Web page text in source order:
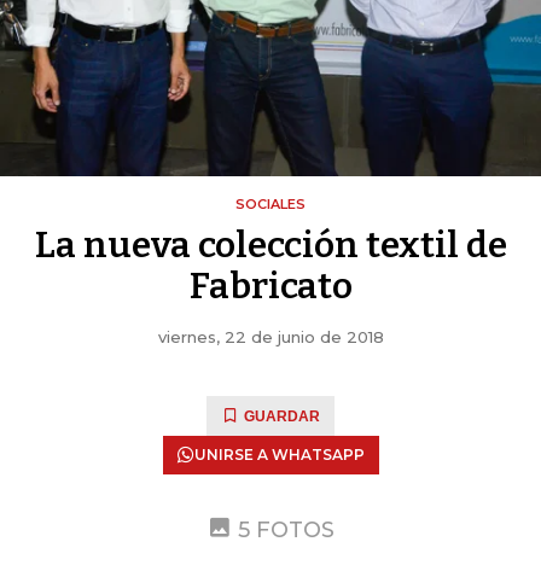
SOCIALES
La nueva colección textil de
Fabricato
viernes, 22 de junio de 2018
GUARDAR
UNIRSE A WHATSAPP
5 FOTOS